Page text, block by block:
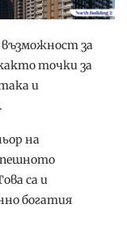
за
точки за
и
на
са и
богатия